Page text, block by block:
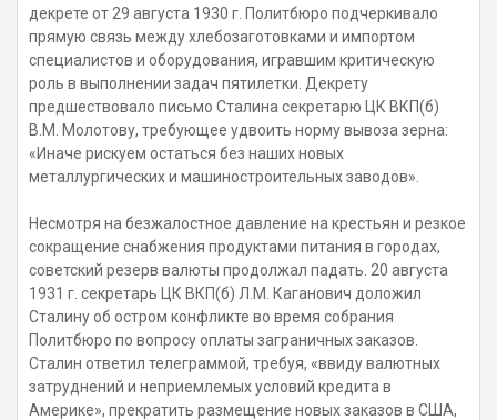
декрете от 29 августа 1930 г. Политбюро подчеркивало
прямую связь между хлебозаготовками и импортом
специалистов и оборудования, игравшим критическую
роль в выполнении задач пятилетки. Декрету
предшествовало письмо Сталина секретарю ЦК ВКП(б)
В.М. Молотову, требующее удвоить норму вывоза зерна:
«Иначе рискуем остаться без наших новых
металлургических и машиностроительных заводов».
Несмотря на безжалостное давление на крестьян и резкое
сокращение снабжения продуктами питания в городах,
советский резерв валюты продолжал падать. 20 августа
1931 г. секретарь ЦК ВКП(б) Л.М. Каганович доложил
Сталину об остром конфликте во время собрания
Политбюро по вопросу оплаты заграничных заказов.
Сталин ответил телеграммой, требуя, «ввиду валютных
затруднений и неприемлемых условий кредита в
Америке», прекратить размещение новых заказов в США,